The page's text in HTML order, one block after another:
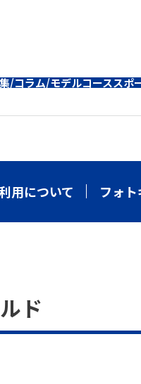
/コラム/モデルコーススポ
用について フォ
ド